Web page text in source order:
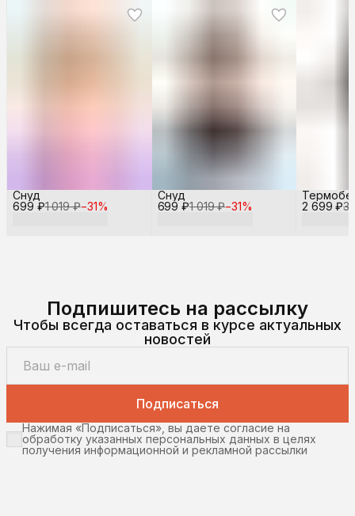
699 ₽1 019 ₽−31%
Снуд
699 ₽1 019 ₽−31%
Снуд
2 699 ₽3
Подпишитесь на рассылку
Чтобы всегда оставаться в курсе актуальных
новостей
Подписаться
Нажимая «Подписаться», вы даете согласие на
обработку указанных персональных данных в целях
получения информационной и рекламной рассылки